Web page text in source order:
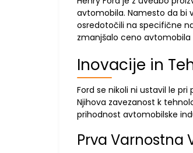
avtomobila. Namesto da bi
osredotočili na specifične
zmanjšalo ceno
Inovacije in
Ford se nikoli ni ustavil le
Njihova zavezanost k
prihodnost avtomobilske
Prva Varnostna